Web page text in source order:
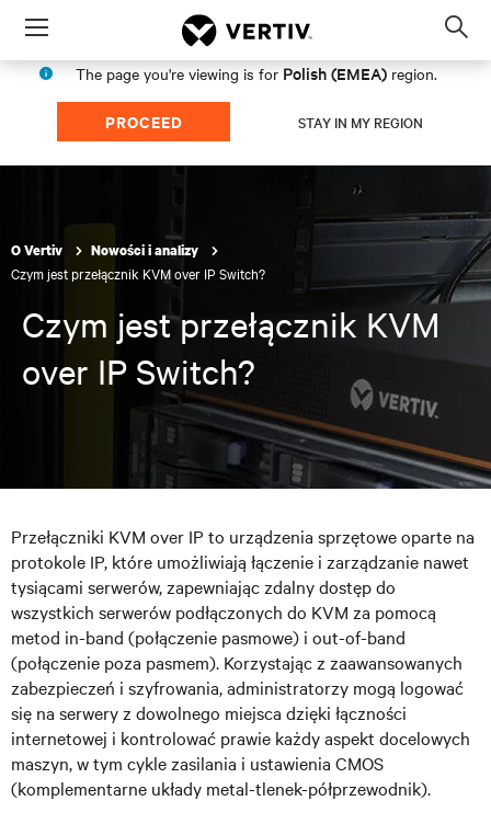
Menu
The page you're viewing is for Polish (EMEA) region.
PROCEED STAY IN MY REGION
O Vertiv Nowości i analizy
Czym jest przełącznik KVM over IP Switch?
Czym jest przełącznik KVM
over IP Switch?
Przełączniki KVM over IP to urządzenia sprzętowe oparte na
protokole IP, które umożliwiają łączenie i zarządzanie nawet
tysiącami serwerów, zapewniając zdalny dostęp do
wszystkich serwerów podłączonych do KVM za pomocą
metod in-band (połączenie pasmowe) i out-of-band
(połączenie poza pasmem). Korzystając z zaawansowanych
zabezpieczeń i szyfrowania, administratorzy mogą logować
się na serwery z dowolnego miejsca dzięki łączności
internetowej i kontrolować prawie każdy aspekt docelowych
maszyn, w tym cykle zasilania i ustawienia CMOS
(komplementarne układy metal-tlenek-półprzewodnik).